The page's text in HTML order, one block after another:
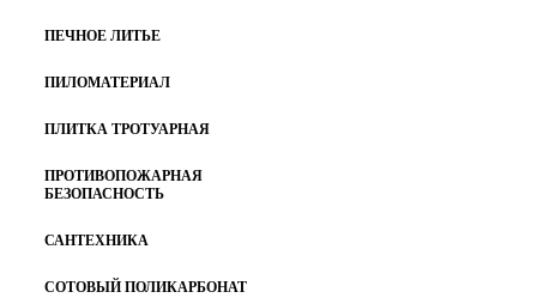
ПЕЧНОЕ ЛИТЬЕ
ПИЛОМАТЕРИАЛ
ПЛИТКА ТРОТУАРНАЯ
ПРОТИВОПОЖАРНАЯ
БЕЗОПАСНОСТЬ
САНТЕХНИКА
СОТОВЫЙ ПОЛИКАРБОНАТ